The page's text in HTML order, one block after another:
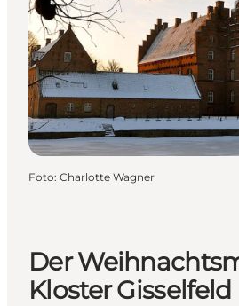
Foto: Charlotte Wagner
Der
Kloster Gisselfeld